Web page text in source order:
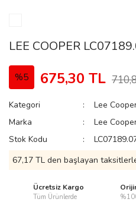
LEE COOPER
%5 675,30 TL
Kategori
Lee
Marka
Lee
Stok Kodu
67,17 TL den başlayan
Ücretsiz Kargo
Tüm Ürünlerde